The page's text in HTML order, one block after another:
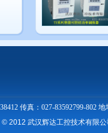
传真：027-83592799-
© 2012 武汉辉达工控技术有限